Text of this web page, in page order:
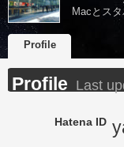
Macとス
Profile
Profile Last
Hatena ID